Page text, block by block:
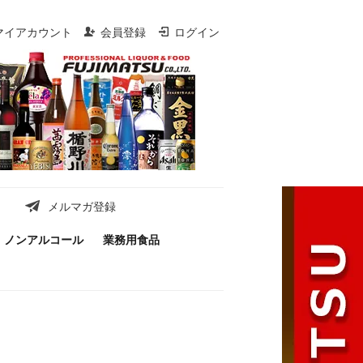
イアカウント 会員登録 ログイン
メルマガ登録
ノンアルコール 業務用食品